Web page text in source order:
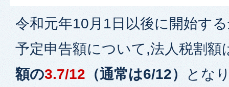
令和元年10月1日以後に開始す
予定申告額について,法人税割額
額の3.7/12 （通常は6/12） とな